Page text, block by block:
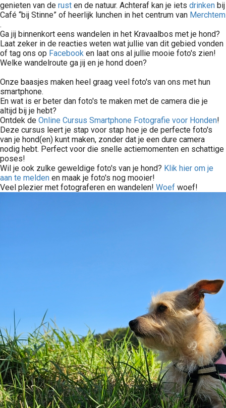
genieten van de rust en de natuur. Achteraf kan je iets drinken bij
Café “bij Stinne” of heerlijk lunchen in het centrum van Merchtem
.
Ga jij binnenkort eens wandelen in het Kravaalbos met je hond?
Laat zeker in de reacties weten wat jullie van dit gebied vonden
of tag ons op Facebook en laat ons al jullie mooie foto's zien!
Welke wandelroute ga jij en je hond doen?
Onze baasjes maken heel graag veel foto's van ons met hun
smartphone.
En wat is er beter dan foto's te maken met de camera die je
altijd bij je hebt?
Ontdek de Online Cursus Smartphone Fotografie voor Honden!
Deze cursus leert je stap voor stap hoe je de perfecte foto's
van je hond(en) kunt maken, zonder dat je een dure camera
nodig hebt. Perfect voor die snelle actiemomenten en schattige
poses!
Wil je ook zulke geweldige foto's van je hond? Klik hier om je
aan te melden en maak je foto's nog mooier!
Veel plezier met fotograferen en wandelen! Woef woef!